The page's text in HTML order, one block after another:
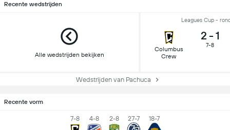
Recente wedstrijden
Alle wedstrijden bekijken
Leagues Cup -
Columbus
Crew
2 - 1
7-8
Wedstrijden van Pachuca
Recente vorm
7-8 4-8 2-8 27-7 18-7